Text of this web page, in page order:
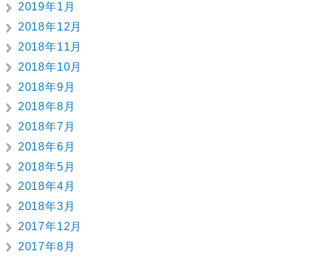
2019年1月
2018年12月
2018年11月
2018年10月
2018年9月
2018年8月
2018年7月
2018年6月
2018年5月
2018年4月
2018年3月
2017年12月
2017年8月